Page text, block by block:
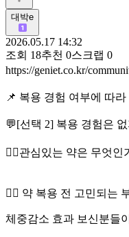
대박e
2026.05.17 14:32
조회 18추천 0스크랩 0
https://geniet.co.kr/
📌 복용 경험 여부에 따
💬[선택 2] 복용 경험은
👉🏻관심있는 약은 무엇인
👉🏻 약 복용 전 고민되는
체중감소 효과 보신분들